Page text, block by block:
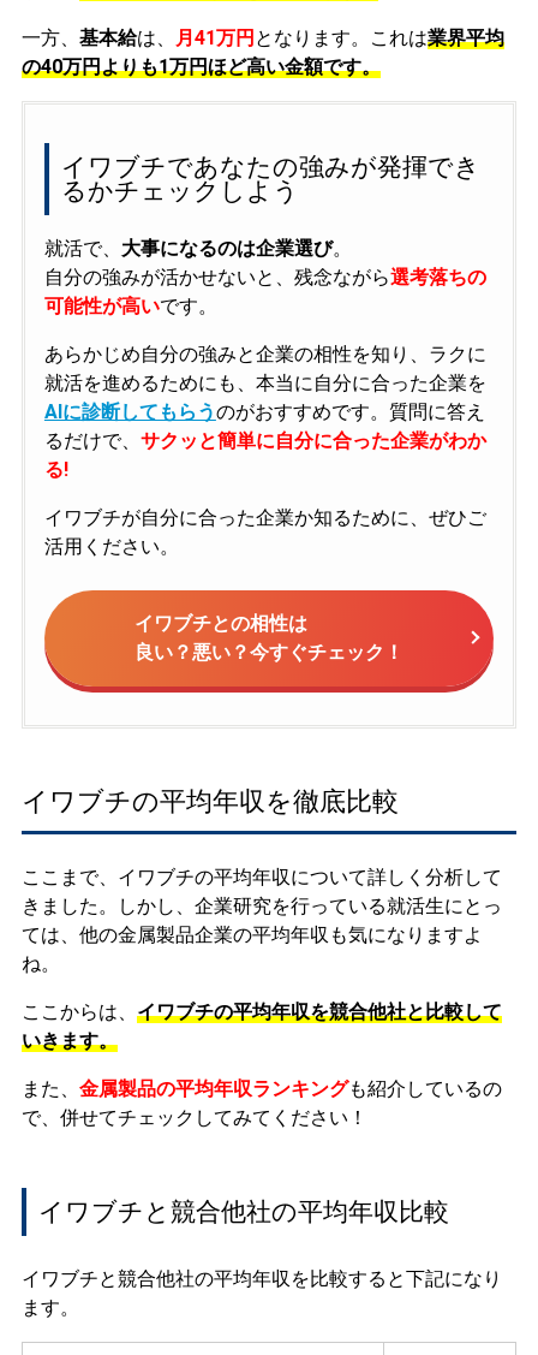
一方、 基本給は、 月41万円 となります。これは業界平均
の40万円よりも1万円ほど高い金額です。
イワブチであなたの強みが発揮でき
るかチェックしよう
就活で、 大事になるのは企業選び。
自分の強みが活かせないと、残念ながら選考落ちの
可能性が高いです。
あらかじめ自分の強みと企業の相性を知り、ラクに
就活を進めるためにも、本当に自分に合った企業を
AIに診断してもらうのがおすすめです。質問に答え
るだけで、 サクッと簡単に自分に合った企業がわか
る!
イワブチが自分に合った企業か知るために、ぜひご
活用ください。
イワブチとの相性は
良い？悪い？今すぐチェック！
イワブチの平均年収を徹底比較
ここまで、イワブチの平均年収について詳しく分析して
きました。しかし、企業研究を行っている就活生にとっ
ては、他の金属製品企業の平均年収も気になりますよ
ね。
ここからは、 イワブチの平均年収を競合他社と比較して
いきます。
また、 金属製品の平均年収ランキングも紹介しているの
で、併せてチェックしてみてください！
イワブチと競合他社の平均年収比較
イワブチと競合他社の平均年収を比較すると下記になり
ます。